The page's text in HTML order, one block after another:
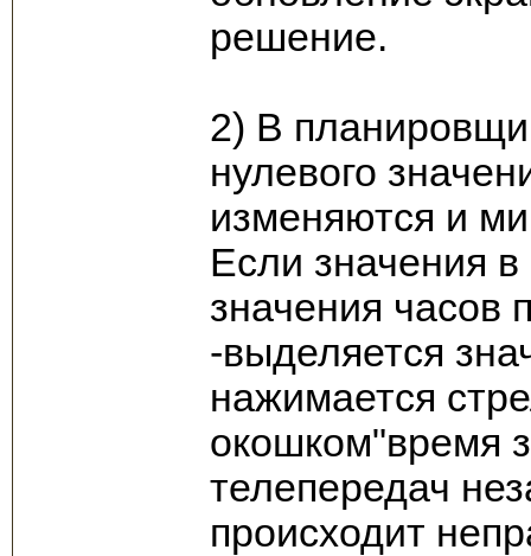
решение.
2) В
нулевого
изменяются и
Если значения
значения часов
-выделяется
нажимается
окошком"время
телепередач
происходит